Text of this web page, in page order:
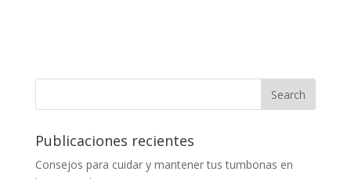
Publicaciones recientes
Consejos para cuidar y mantener tus tumbonas en